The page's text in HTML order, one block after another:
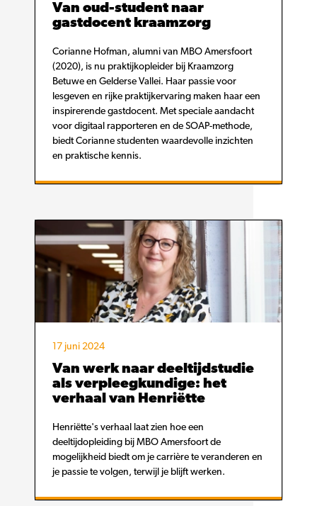
Van oud-student naar
gastdocent kraamzorg
Corianne Hofman, alumni van MBO Amersfoort
(2020), is nu praktijkopleider bij Kraamzorg
Betuwe en Gelderse Vallei. Haar passie voor
lesgeven en rijke praktijkervaring maken haar een
inspirerende gastdocent. Met speciale aandacht
voor digitaal rapporteren en de SOAP-methode,
biedt Corianne studenten waardevolle inzichten
en praktische kennis.
17 juni 2024
Van werk naar deeltijdstudie
als verpleegkundige: het
verhaal van Henriëtte
Henriëtte's verhaal laat zien hoe een
deeltijdopleiding bij MBO Amersfoort de
mogelijkheid biedt om je carrière te veranderen en
je passie te volgen, terwijl je blijft werken.